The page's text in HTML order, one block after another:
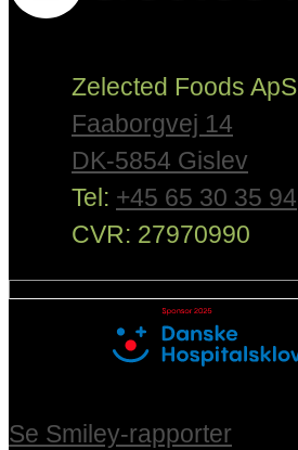
Zelected Foods ApS
Faaborgvej 14
DK-5854 Gislev
Tel: +45 65 30 35 94
CVR: 27970990
Se Smiley-rapporter